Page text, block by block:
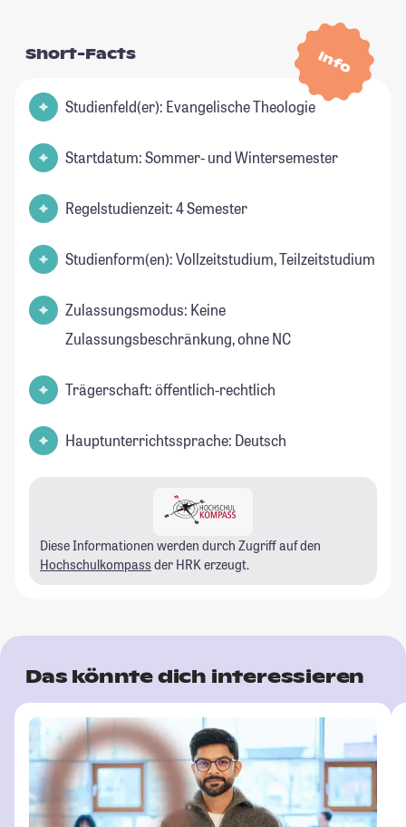
Info
Short-Facts
Studienfeld(er): Evangelische Theologie
Startdatum: Sommer- und Wintersemester
Regelstudienzeit: 4 Semester
Studienform(en): Vollzeitstudium, Teilzeitstudium
Zulassungsmodus: Keine
Zulassungsbeschränkung, ohne NC
Trägerschaft: öffentlich-rechtlich
Hauptunterrichtssprache: Deutsch
Diese Informationen werden durch Zugriff auf den
Hochschulkompass der HRK erzeugt.
Das könnte dich interessieren